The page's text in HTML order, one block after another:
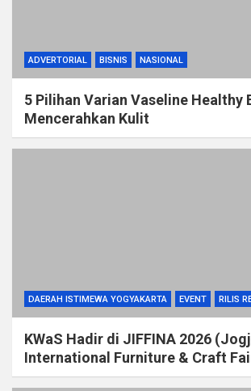
ADVERTORIAL BISNIS NASIONAL
5 Pilihan Varian Vaseline Healthy
Mencerahkan Kulit
DAERAH ISTIMEWA YOGYAKARTA EVENT RILIS
KWaS Hadir di JIFFINA 2026
International Furniture & Craft